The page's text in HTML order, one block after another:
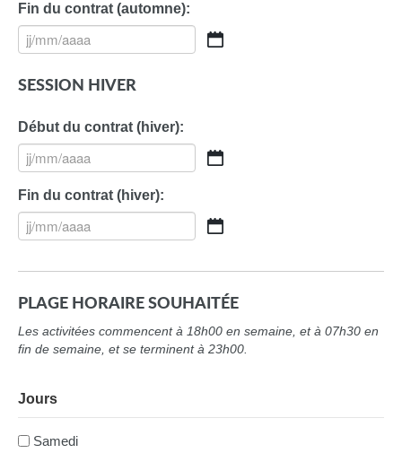
MM
slash
AAAA
Fin du contrat (automne):
JJ
MM
AAAA
SESSION HIVER
Début du contrat (hiver):
JJ
MM
slash
AAAA
Fin du contrat (hiver):
JJ
MM
AAAA
PLAGE HORAIRE SOUHAITÉE
Les activitées commencent à 18h00 en semaine, et à 07h30 en
fin de semaine, et se terminent à 23h00.
Jours
Samedi